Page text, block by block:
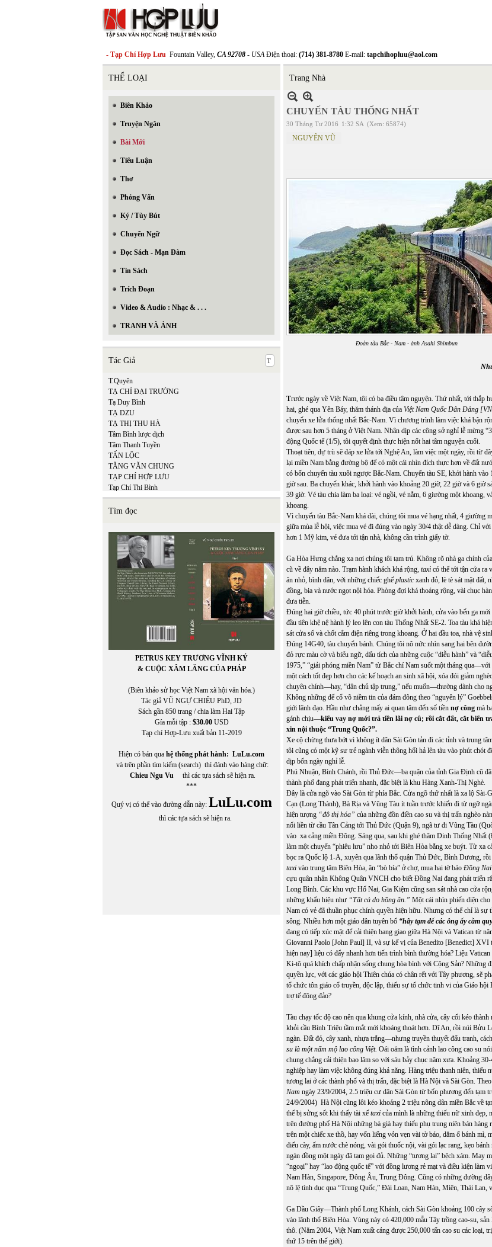
- Tạp Chí Hợp Lưu Fountain Valley, CA 92708 - USAĐiện thoại: (714) 381-8780 E-mail: tapchihopluu@aol.com
THỂ LOẠI
Biên Khảo
Truyện Ngắn
Bài Mới
Tiểu Luận
Thơ
Phỏng Vấn
Ký / Tùy Bút
Chuyển Ngữ
Đọc Sách - Mạn Đàm
Tin Sách
Trích Đoạn
Video & Audio : Nhạc & . . .
TRANH VÀ ẢNH
Tác Giả
T.Quyên
TẠ CHÍ ĐẠI TRƯỜNG
Tạ Duy Bình
TẠ DZU
TẠ THỊ THU HÀ
Tâm Bình lược dịch
Tâm Thanh Tuyền
TẤN LỘC
TĂNG VĂN CHUNG
TẠP CHÍ HỢP LƯU
Tạp Chí Thi Bình
TCHL
THẠCH ĐÀ
THÁI BÌNH
THÁI THANH
Thái Tú Hạp
THÁI UYÊN
Thái Vĩnh Khiêm (chuyển ngữ)
THẬN NHIÊN
THANH TRÚC
THẢO HOÀN
THẾ PHONG
Thể Thao & Văn Hóa
THẾ UYÊN
THU HƯƠNG
THUẬN AN
THƯỜNG QUÁN
Thủy Hướng Dương
Thúy Vi
Tìm đọc
PETRUS KEY TRƯƠNG VĨNH KÝ
& CUỘC XÂM LĂNG CỦA PHÁP
(Biên khảo sử học Việt Nam xã hội văn hóa.)
Tác giả VŨ NGỰ CHIÊU PhD, JD
Sách gần 850 trang / chia làm Hai Tập
Gía mỗi tập : $30.00USD
Tạp chí Hợp-Lưu xuất bản 11-2019
Hiện có bán qua hệ thống phát hành: LuLu.com
và trên phần tìm kiếm (search) thì đánh vào hàng chữ:
Chieu Ngu Vu thì các tựa sách sẽ hiện ra.
***
Quý vị có thể vào đường dẫn này: LuLu.com
thì các tựa sách sẽ hiện ra.
Trang Nhà
CHUYẾN TÀU THỐNG NHẤT
30 Tháng Tư 2016 1:32 SA (Xem: 65874)
NGUYÊN VŨ
Đoàn tàu Bắc - Nam - ảnh Asahi Shimbun
Trước ngày về Việt Nam, tôi có ba điều tâm nguyện. Thứ nhất, tới thắp
hai, ghé qua Yên Báy, thăm thánh địa của Việt Nam Quốc Dân Đảng
chuyến xe lửa thống nhất Bắc-Nam. Vì chương trình làm việc khá bận
được sau hơn 5 tháng ở Việt Nam. Nhân dịp các công sở nghỉ lễ mừng
động Quốc tế (1/5), tôi quyết định thực hiện nốt hai tâm nguyện cuối.
Thoạt tiên, dự trù sẽ đáp xe lửa tới Nghệ An, làm việc một ngày, rồi từ
lại miền Nam bằng đường bộ để có một cái nhìn đích thực hơn về đất
có bốn chuyến tàu xuôi ngược Bắc-Nam. Chuyến tàu SE, khởi hành
giờ sau. Ba chuyến khác, khởi hành vào khoảng 20 giờ, 22 giờ và 6 giờ
39 giờ. Vé tàu chia làm ba loại: vé ngồi, vé nằm, 6 giường một khoang,
khoang.
Vì chuyến tàu Bắc-Nam khá dài, chúng tôi mua vé hạng nhất, 4 giường
giữa mùa lễ hội, việc mua vé đi đúng vào ngày 30/4 thật dễ dàng. Chỉ
hơn 1 Mỹ kim, vé đưa tới tận nhà, không cần trình giấy tờ.
Ga Hòa Hưng chẳng xa nơi chúng tôi tạm trú. Không rõ nhà ga chính
cũ về đây năm nào. Trạm hành khách khá rộng, taxi có thể tới tận cửa ra
ăn nhỏ, bình dân, với những chiếc ghế plasticxanh đỏ, lè tè sát mặt đất,
đồng, bia và nước ngọt nội hóa. Phòng đợi khá thoáng rộng, vài chục
đưa tiễn.
Đúng hai giờ chiều, tức 40 phút trước giờ khởi hành, cửa vào bến ga
đầu tiên khệ nệ hành lý leo lên con tàu Thống Nhất SE-2. Toa tàu khá
sát cửa sổ và chốt cắm điện riêng trong khoang. Ở hai đầu toa, nhà vệ
Đúng 14G40, tàu chuyển bánh. Chúng tôi nô nức nhìn sang hai bên
đỏ rực màu cờ và biểu ngữ, dấu tích của những cuộc “diễu hành” và
1975,” “giải phóng miền Nam” từ Bắc chí Nam suốt một tháng
một cách tốt đẹp hơn cho các kế hoạch an sinh xã hội, xóa đói giảm
chuyên chính—hay, “dân chủ tập trung,” nếu muốn—thường dành cho
Không những để cổ võ niềm tin của đám đông theo “nguyên lý”
giới lãnh đạo. Hầu như chẳng mấy ai quan tâm đến số tiền nợ công mà
gánh chịu—kiểu vay nợ mới trả tiền lãi nợ cû; rồi cắt đất, cắt biển
xin nội thuộc “Trung Quốc?”.
Xe cộ chừng thưa bớt vì không ít dân Sài Gòn tản đi các tỉnh và trung
tôi cũng có một kỹ sư trẻ ngành viễn thông hối hả lên tàu vào phút chót
dịp bốn ngày nghỉ lễ.
Phú Nhuận, Bình Chánh, rồi Thủ Đức—ba quận của tỉnh Gia Định cũ
thành phố đang phát triển nhanh, đặc biệt là khu Hàng Xanh-Thị Nghè.
Đây là cửa ngõ vào Sài Gòn từ phía Bắc. Cửa ngõ thứ nhất là xa lộ Sài-
Cạn (Long Thành), Bà Rịa và Vũng Tàu ít tuần trước khiến đi từ ngỡ
hiện tượng “đô thị hóa” của những đồn điền cao su và thị trấn nghèo
nối liền từ cầu Tân Cảng tới Thủ Đức (Quận 9), ngã tư đi Vũng Tàu
vào xa cảng miền Đông. Sáng qua, sau khi ghé thăm Dinh Thống Nhất
làm một chuyến “phiêu lưu” nho nhỏ tới Biên Hòa bằng xe buýt. Từ xa
bọc ra Quốc lộ 1-A, xuyên qua lãnh thổ quận Thủ Đức, Bình Dương,
taxi vào trung tâm Biên Hòa, ăn “bò bía” ở chợ, mua hai tờ báo Đồng Nai
cựu quân nhân Không Quân VNCH cho biết Đồng Nai đang phát triển
Long Bình. Các khu vực Hố Nai, Gia Kiệm cũng san sát nhà cao cửa
những khẩu hiệu như “Tất cả do hồng ân.” Một cái nhìn phiến diện
Nam có vẻ đã thuần phục chính quyền hiện hữu. Nhưng có thể chỉ là sự
sông. Nhiều hơn một giáo dân tuyên bố “hãy tạm để các ông ấy cầm
đang có tiếp xúc mật để cải thiện bang giao giữa Hà Nội và Vatican từ
Giovanni Paolo [John Paul] II, và sự kế vị của Benedito [Benedict] XVI
hiện nay] liệu có đẩy nhanh hơn tiến trình bình thường hóa? Liệu
Ki-tô quá khích chấp nhận sống chung hòa bình với Cộng Sản? Những
quyền lực, với các giáo hội Thiên chúa có chân rết với Tây phương, sẽ
tổ chức tôn giáo cổ truyền, độc lập, thiếu sự tổ chức tinh vi của Giáo
trợ tế đông đảo?
Tàu chạy tốc độ cao nên qua khung cửa kính, nhà cửa, cây cối kéo
khỏi cầu Bình Triệu tầm mắt mới khoáng thoát hơn. Dĩ An, rồi núi Bửu
ngàn. Đất đỏ, cây xanh, nhựa trắng—nhưng truyền thuyết đấu tranh,
su là một nấm mộ lao công Việt. Oái oăm là tình cảnh lao công cao su
chung chẳng cải thiện bao lăm so với sáu bảy chục năm xưa. Khoảng
nghiệp hay làm việc không đúng khả năng. Hàng triệu thanh niên, thiếu
tương lai ở các thành phố và thị trấn, đặc biệt là Hà Nội và Sài Gòn.
Nam ngày 23/9/2004, 2.5 triệu cư dân Sài Gòn từ bốn phương đến tạm
24/9/2004) Hà Nội cũng lôi kéo khoảng 2 triệu nông dân miền Bắc về
thể bị sửng sốt khi thấy tài xế taxi của mình là những thiếu nữ xinh đẹp,
trên đường phố Hà Nội những bà già hay thiếu phụ trung niên bán hàng
trên một chiếc xe thồ, hay vốn liếng vỏn vẹn vài tờ báo, dăm ổ bánh mì,
điếu cày, ấm nước chè nóng, vài gói thuốc nội, vài gói lạc rang, kẹo
ngàn đồng một ngày đã tạm gọi đủ. Những “tương lai” bệch xám. May
“ngoại” hay “lao động quốc tế” với đồng lương rẻ mạt và điều kiện làm
Nam Hàn, Singapore, Đông Âu, Trung Đông. Cũng có những đường
nô lệ tình dục qua “Trung Quốc,” Đài Loan, Nam Hàn, Miên, Thái Lan,
Ga Dầu Giây—Thành phố Long Khánh, cách Sài Gòn khoảng 100 cây
vào lãnh thổ Biên Hòa. Vùng này có 420,000 mẫu Tây trồng cao-su,
thô. (Năm 2004, Việt Nam xuất cảng được 250,000 tấn cao su các loại,
thứ 15 trên thế giới).